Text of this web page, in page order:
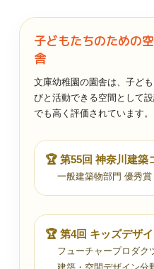
子どもたちのための
舎
文庫幼稚園の園舎は、子ど
びと活動できる空間として
でも高く評価されています。
🏆 第55回 神奈川建築
一般建築物部門 優秀賞
🏆 第4回 キッズデザ
フューチャープロダク